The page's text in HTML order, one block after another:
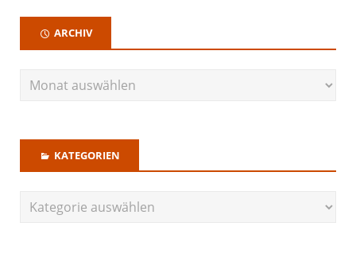
ARCHIV
KATEGORIEN